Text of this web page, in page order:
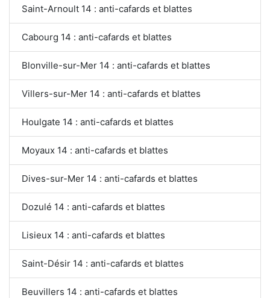
Saint-Arnoult 14 : anti-cafards et blattes
Cabourg 14 : anti-cafards et blattes
Blonville-sur-Mer 14 : anti-cafards et blattes
Villers-sur-Mer 14 : anti-cafards et blattes
Houlgate 14 : anti-cafards et blattes
Moyaux 14 : anti-cafards et blattes
Dives-sur-Mer 14 : anti-cafards et blattes
Dozulé 14 : anti-cafards et blattes
Lisieux 14 : anti-cafards et blattes
Saint-Désir 14 : anti-cafards et blattes
Beuvillers 14 : anti-cafards et blattes